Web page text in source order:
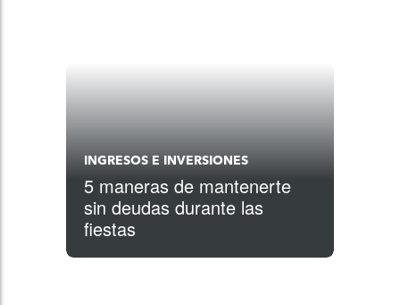
INGRESOS E INVERSIONES
5 maneras de mantenerte
sin deudas durante las
fiestas